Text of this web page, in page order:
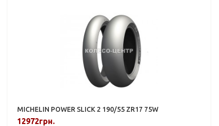
MICHELIN POWER SLICK 2 190/55 ZR17 75W
12972грн.